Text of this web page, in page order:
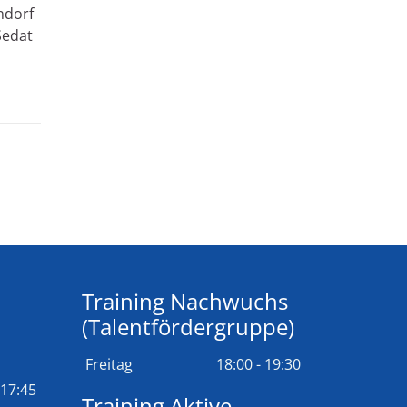
Training Nachwuchs
(Talentfördergruppe)
Freitag 18:00 - 19:30